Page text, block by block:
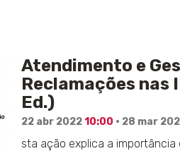
Atendimento e
Reclamações nas
Ed.)
22 abr 202210:00 · 28 mar
sta ação explica a importância